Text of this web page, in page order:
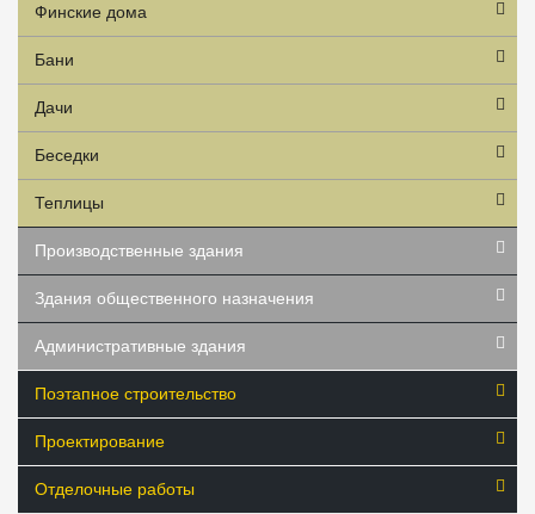
Финские дома
Бани
Дачи
Беседки
Теплицы
Производственные здания
Здания общественного назначения
Административные здания
Поэтапное строительство
Проектирование
Отделочные работы